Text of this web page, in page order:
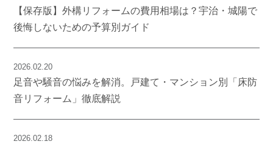
【保存版】外構リフォームの費用相場は？宇治・城陽で
後悔しないための予算別ガイド
2026.02.20
足音や騒音の悩みを解消。戸建て・マンション別「床防
音リフォーム」徹底解説
2026.02.18